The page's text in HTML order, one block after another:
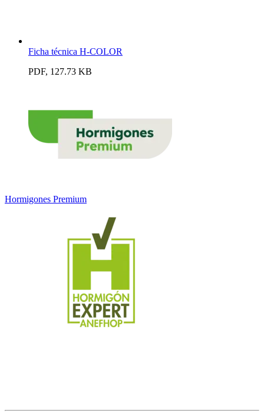
Ficha técnica H-COLOR
PDF, 127.73 KB
Hormigones Premium